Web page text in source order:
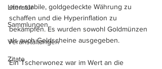
Literatur
Sammlungen
Veranstaltungen
Zitate
eine stabile, goldgedeckte Währung zu
schaffen und die Hyperinflation zu
bekämpfen. Es wurden sowohl Goldmünzen
als auch Geldscheine ausgegeben.
Ein Tscherwonez war im Wert an die